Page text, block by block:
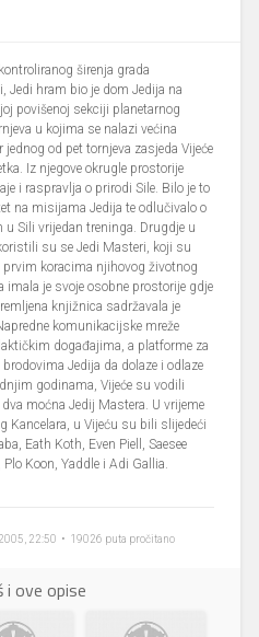
širenja grada
Jedi hram bio je dom Jedija na
povišenoj sekciji planetarnog
u kojima se nalazi većina
od pet tornjeva zasjeda Vijeće
Iz njegove okrugle prostorije
i raspravlja o prirodi Sile. Bilo je to
na misijama Jedija te odlučivalo o
u Sili vrijedan treninga. Drugdje u
su se Jedi Masteri, koji su
prvim koracima njihovog životnog
imala je svoje osobne prostorije gdje
knjižnica sadržavala je
komunikacijske mreže
događajima, a platforme za
Jedija da dolaze i odlaze
godinama, Vijeće su vodili
moćna Jedij Mastera. U vrijeme
Kancelara, u Vijeću su bili slijedeći
Eath Koth, Even Piell, Saesee
Koon, Yaddle i Adi Gallia.
22:50 • 19026 puta pročitano
i ove opise